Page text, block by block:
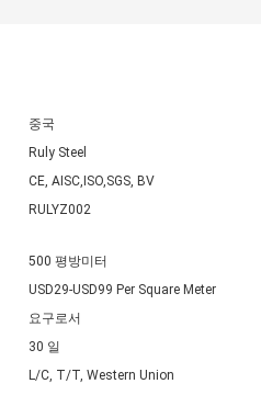
중국
Ruly Steel
CE, AISC,ISO,SGS, BV
RULYZ002
500 평방미터
USD29-USD99 Per Square Meter
요구로서
30 일
L/C, T/T, Western Union